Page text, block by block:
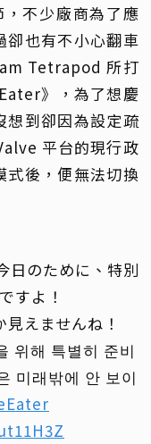
不少廠商為了應
卻也有不小心翻車
Tetrapod 所打
》，為了想慶
想到卻因為設定疏
平台的現行政
式後，便無法切換
のために、特別
すよ！
えませんね！
위해 특별히 준비
미래밖에 안 보이